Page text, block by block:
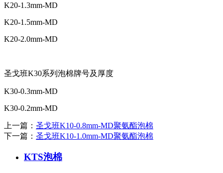
K20-1.3mm-MD
K20-1.5mm-MD
K20-2.0mm-MD
圣戈班K30系列泡棉牌号及厚度
K30-0.3mm-MD
K30-0.2mm-MD
上一篇： 圣戈班K10-0.8mm-MD聚氨酯泡棉
下一篇： 圣戈班K10-1.0mm-MD聚氨酯泡棉
KTS泡棉